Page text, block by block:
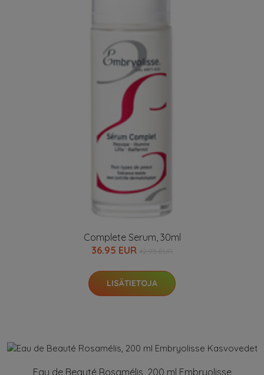
Complete Serum, 30ml
36.95 EUR
LISÄTIETOJA
Eau de Beauté Rosamélis, 200 ml Embryolisse